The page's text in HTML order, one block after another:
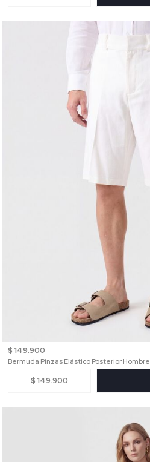
$ 149.900
Bermuda Pinzas Elástico Posterior Hombre
$ 149.900